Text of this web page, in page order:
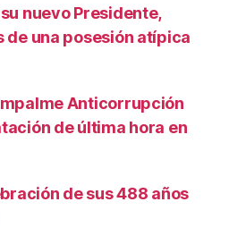
nuevo Presidente,
de una posesión atípica
Anticorrupción
de última hora en
de sus 488 años